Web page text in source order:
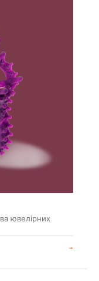
ювелірних
→